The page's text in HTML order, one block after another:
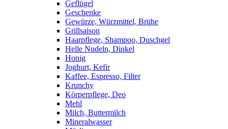
Geflügel
Geschenke
Gewürze, Würzmittel, Brühe
Grillsaison
Haarpflege, Shampoo, Duschgel
Helle Nudeln, Dinkel
Honig
Joghurt, Kefir
Kaffee, Espresso, Filter
Krunchy
Körperpflege, Deo
Mehl
Milch, Buttermilch
Mineralwasser